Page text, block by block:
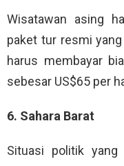
Wisatawan asing
paket tur resmi
harus membayar
sebesar US$65 per
6. Sahara Barat
Situasi politik